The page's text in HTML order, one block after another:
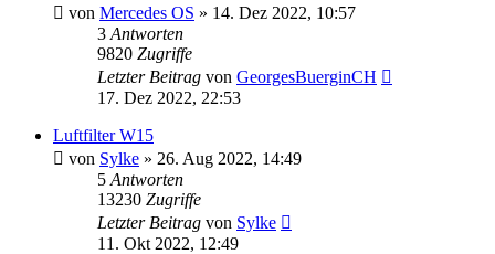
von Mercedes OS » 14. Dez 2022, 10:57
3 Antworten
9820 Zugriffe
Letzter Beitrag von GeorgesBuerginCH
17. Dez 2022, 22:53
Luftfilter W15
von Sylke » 26. Aug 2022, 14:49
5 Antworten
13230 Zugriffe
Letzter Beitrag von Sylke
11. Okt 2022, 12:49